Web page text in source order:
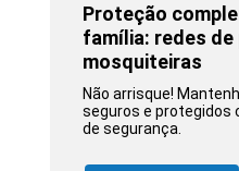
Proteção
família: redes
mosquiteiras
Não arrisque!
seguros e protegidos
de segurança.